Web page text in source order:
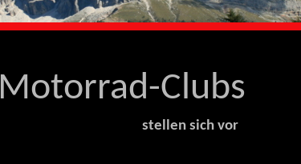
Motorrad-Clubs
stellen sich vor